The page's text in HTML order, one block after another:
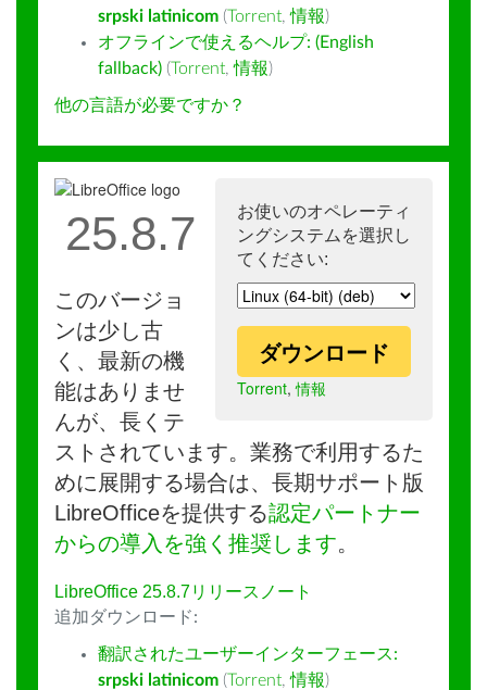
srpski latinicom (Torrent,情報)
オフラインで使えるヘルプ: (English
fallback) (Torrent,情報)
他の言語が必要ですか？
お使いのオペレーティ
ングシステムを選択し
てください:
ダウンロード
Torrent,情報
25.8.7
このバージョ
ンは少し古
く、最新の機
能はありませ
んが、長くテ
ストされています。業務で利用するた
めに展開する場合は、長期サポート版
LibreOfficeを提供する認定パートナー
からの導入を強く推奨します。
LibreOffice 25.8.7リリースノート
追加ダウンロード:
翻訳されたユーザーインターフェース:
srpski latinicom (Torrent,情報)